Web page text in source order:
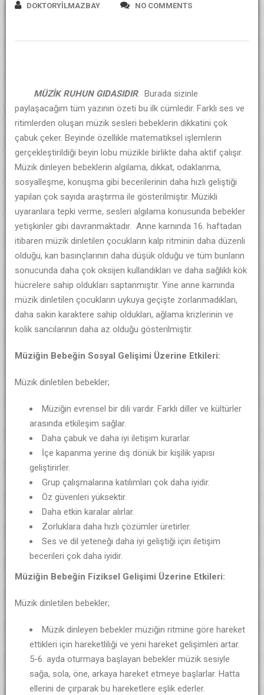
DOKTORYILMAZBAY NO COMMENTS
MÜZİK RUHUN GIDASIDIR. Burada sizinle
paylaşacağım tüm yazının özeti bu ilk cümledir. Farklı ses ve
ritimlerden oluşan müzik sesleri bebeklerin dikkatini çok
çabuk çeker. Beyinde özellikle matematiksel işlemlerin
gerçekleştirildiği beyin lobu müzikle birlikte daha aktif çalışır.
Müzik dinleyen bebeklerin algılama, dikkat, odaklanma,
sosyalleşme, konuşma gibi becerilerinin daha hızlı geliştiği
yapılan çok sayıda araştırma ile gösterilmiştir. Müzikli
uyaranlara tepki verme, sesleri algılama konusunda bebekler
yetişkinler gibi davranmaktadır. Anne karnında 16. haftadan
itibaren müzik dinletilen çocukların kalp ritminin daha düzenli
olduğu, kan basınçlarının daha düşük olduğu ve tüm bunların
sonucunda daha çok oksijen kullandıkları ve daha sağlıklı kök
hücrelere sahip oldukları saptanmıştır. Yine anne karnında
müzik dinletilen çocukların uykuya geçişte zorlanmadıkları,
daha sakin karaktere sahip oldukları, ağlama krizlerinin ve
kolik sancılarının daha az olduğu gösterilmiştir.
Müziğin Bebeğin Sosyal Gelişimi Üzerine Etkileri:
Müzik dinletilen bebekler;
Müziğin evrensel bir dili vardır. Farklı diller ve kültürler
arasında etkileşim sağlar.
Daha çabuk ve daha iyi iletişim kurarlar.
İçe kapanma yerine dış dönük bir kişilik yapısı
geliştirirler.
Grup çalışmalarına katılımları çok daha iyidir.
Öz güvenleri yüksektir.
Daha etkin karalar alırlar.
Zorluklara daha hızlı çözümler üretirler.
Ses ve dil yeteneği daha iyi geliştiği için iletişim
becerileri çok daha iyidir.
Müziğin Bebeğin Fiziksel Gelişimi Üzerine Etkileri:
Müzik dinletilen bebekler;
Müzik dinleyen bebekler müziğin ritmine göre hareket
ettikleri için hareketliliği ve yeni hareket gelişimleri artar.
5-6. ayda oturmaya başlayan bebekler müzik sesiyle
sağa, sola, öne, arkaya hareket etmeye başlarlar. Hatta
ellerini de çırparak bu hareketlere eşlik ederler.